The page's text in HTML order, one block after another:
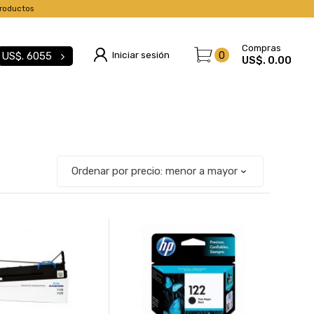
US$. 6055 Iniciar sesión 0
Compras
US$. 0.00